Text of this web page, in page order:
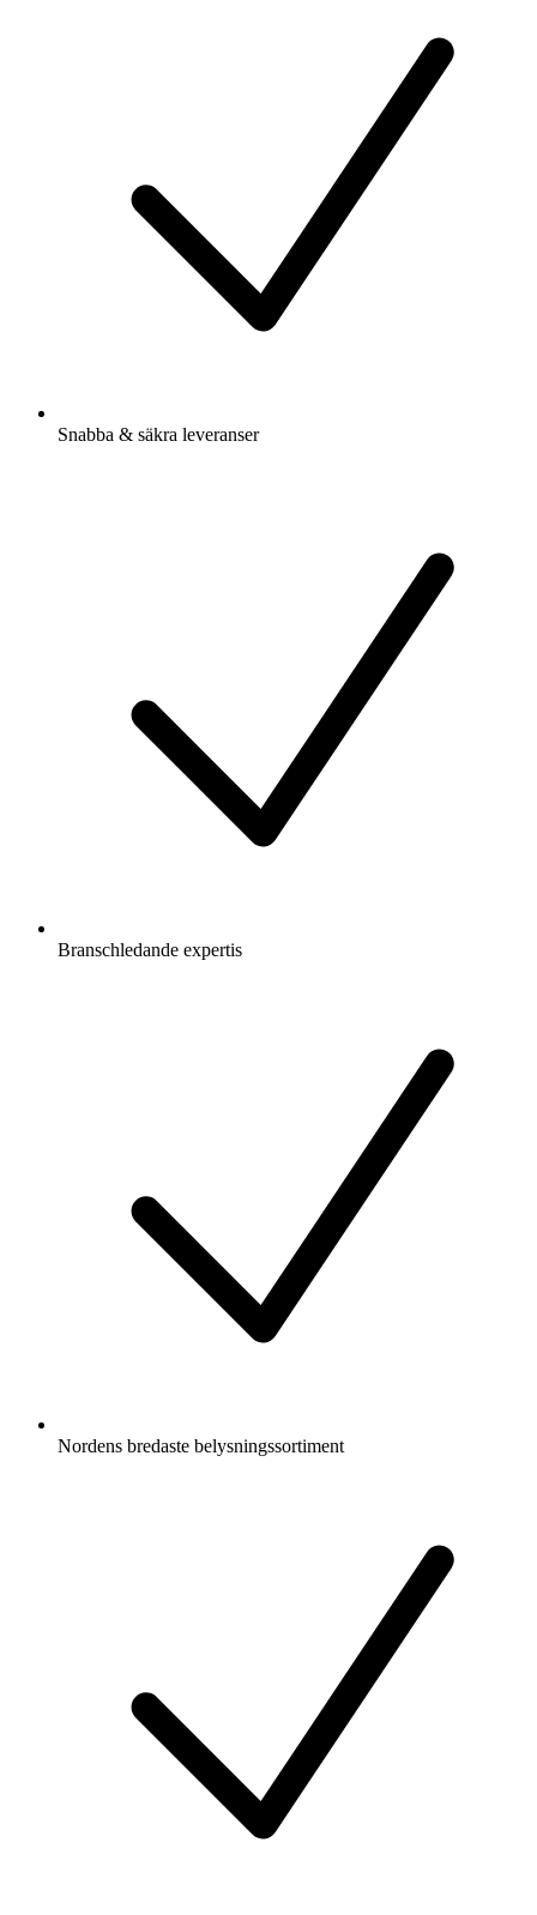
Snabba & säkra leveranser
Branschledande expertis
Nordens bredaste belysningssortiment